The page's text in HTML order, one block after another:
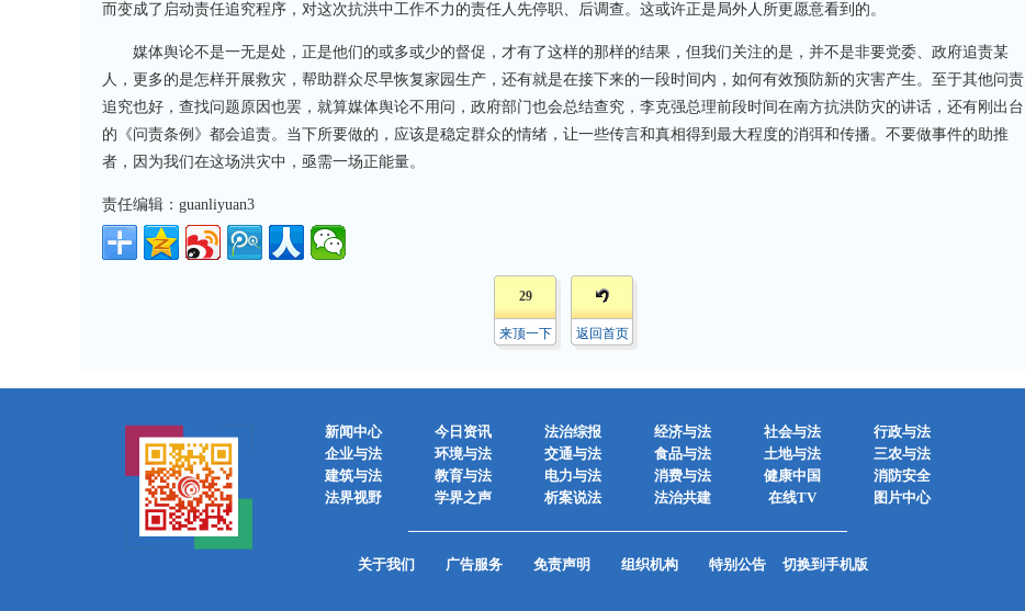
而变成了启动责任追究程序，对这次抗洪中工作不力的责任人先停职、后调查。这或许正是局外人所更愿意看到的。
媒体舆论不是一无是处，正是他们的或多或少的督促，才有了这样的那样的结果，但我们关注的是，并不是非要党委、政府追责某
人，更多的是怎样开展救灾，帮助群众尽早恢复家园生产，还有就是在接下来的一段时间内，如何有效预防新的灾害产生。至于其他问责
追究也好，查找问题原因也罢，就算媒体舆论不用问，政府部门也会总结查究，李克强总理前段时间在南方抗洪防灾的讲话，还有刚出台
的《问责条例》都会追责。当下所要做的，应该是稳定群众的情绪，让一些传言和真相得到最大程度的消弭和传播。不要做事件的助推
者，因为我们在这场洪灾中，亟需一场正能量。
责任编辑：guanliyuan3
29
来顶一下 返回首页
新闻中心 今日资讯 法治综报 经济与法 社会与法
行政与法
企业与法
环境与法 交通与法 食品与法 土地与法
三农与法
建筑与法
教育与法 电力与法 消费与法 健康中国
消防安全
法界视野
学界之声 析案说法 法治共建 在线TV 图片中心
关于我们 广告服务 免责声明 组织机构 特别公告 切换到手机版